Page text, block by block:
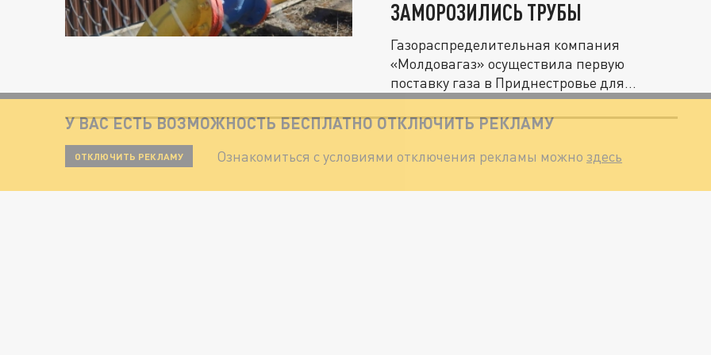
ЗАМОРОЗИЛИСЬ ТРУБЫ
Газораспределительная компания
«Молдовагаз» осуществила первую
поставку газа в Приднестровье для
поддержания...
У ВАС ЕСТЬ ВОЗМОЖНОСТЬ БЕСПЛАТНО ОТКЛЮЧИТЬ РЕКЛАМУ
ОТКЛЮЧИТЬ РЕКЛАМУ Ознакомиться с условиями отключения рекламы можноздесь